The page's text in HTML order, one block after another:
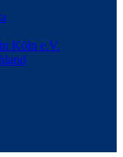
Köln e.V.